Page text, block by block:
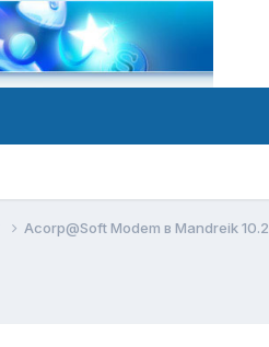
Acorp@Soft Modem в Mandreik 10.2